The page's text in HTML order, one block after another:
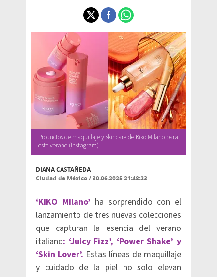
Productos de maquillaje y skincare de Kiko Milano para
este verano (Instagram)
DIANA CASTAÑEDA
Ciudad de México/30.06.2025 21:48:23
‘KIKO Milano’ ha sorprendido con el
lanzamiento de tres nuevas colecciones
que capturan la esencia del verano
italiano: ‘Juicy Fizz’, ‘Power Shake’ y
‘Skin Lover’. Estas líneas de maquillaje
y cuidado de la piel no solo elevan